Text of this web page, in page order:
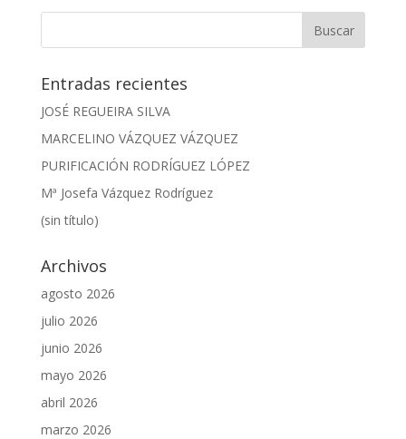
Entradas recientes
JOSÉ REGUEIRA SILVA
MARCELINO VÁZQUEZ VÁZQUEZ
PURIFICACIÓN RODRÍGUEZ LÓPEZ
Mª Josefa Vázquez Rodríguez
(sin título)
Archivos
agosto 2026
julio 2026
junio 2026
mayo 2026
abril 2026
marzo 2026